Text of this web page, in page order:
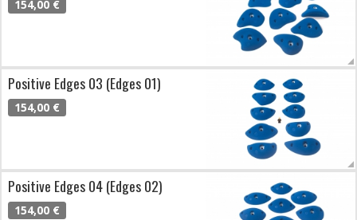
154,00 €
Positive Edges 03 (Edges 01)
154,00 €
Positive Edges 04 (Edges 02)
154,00 €